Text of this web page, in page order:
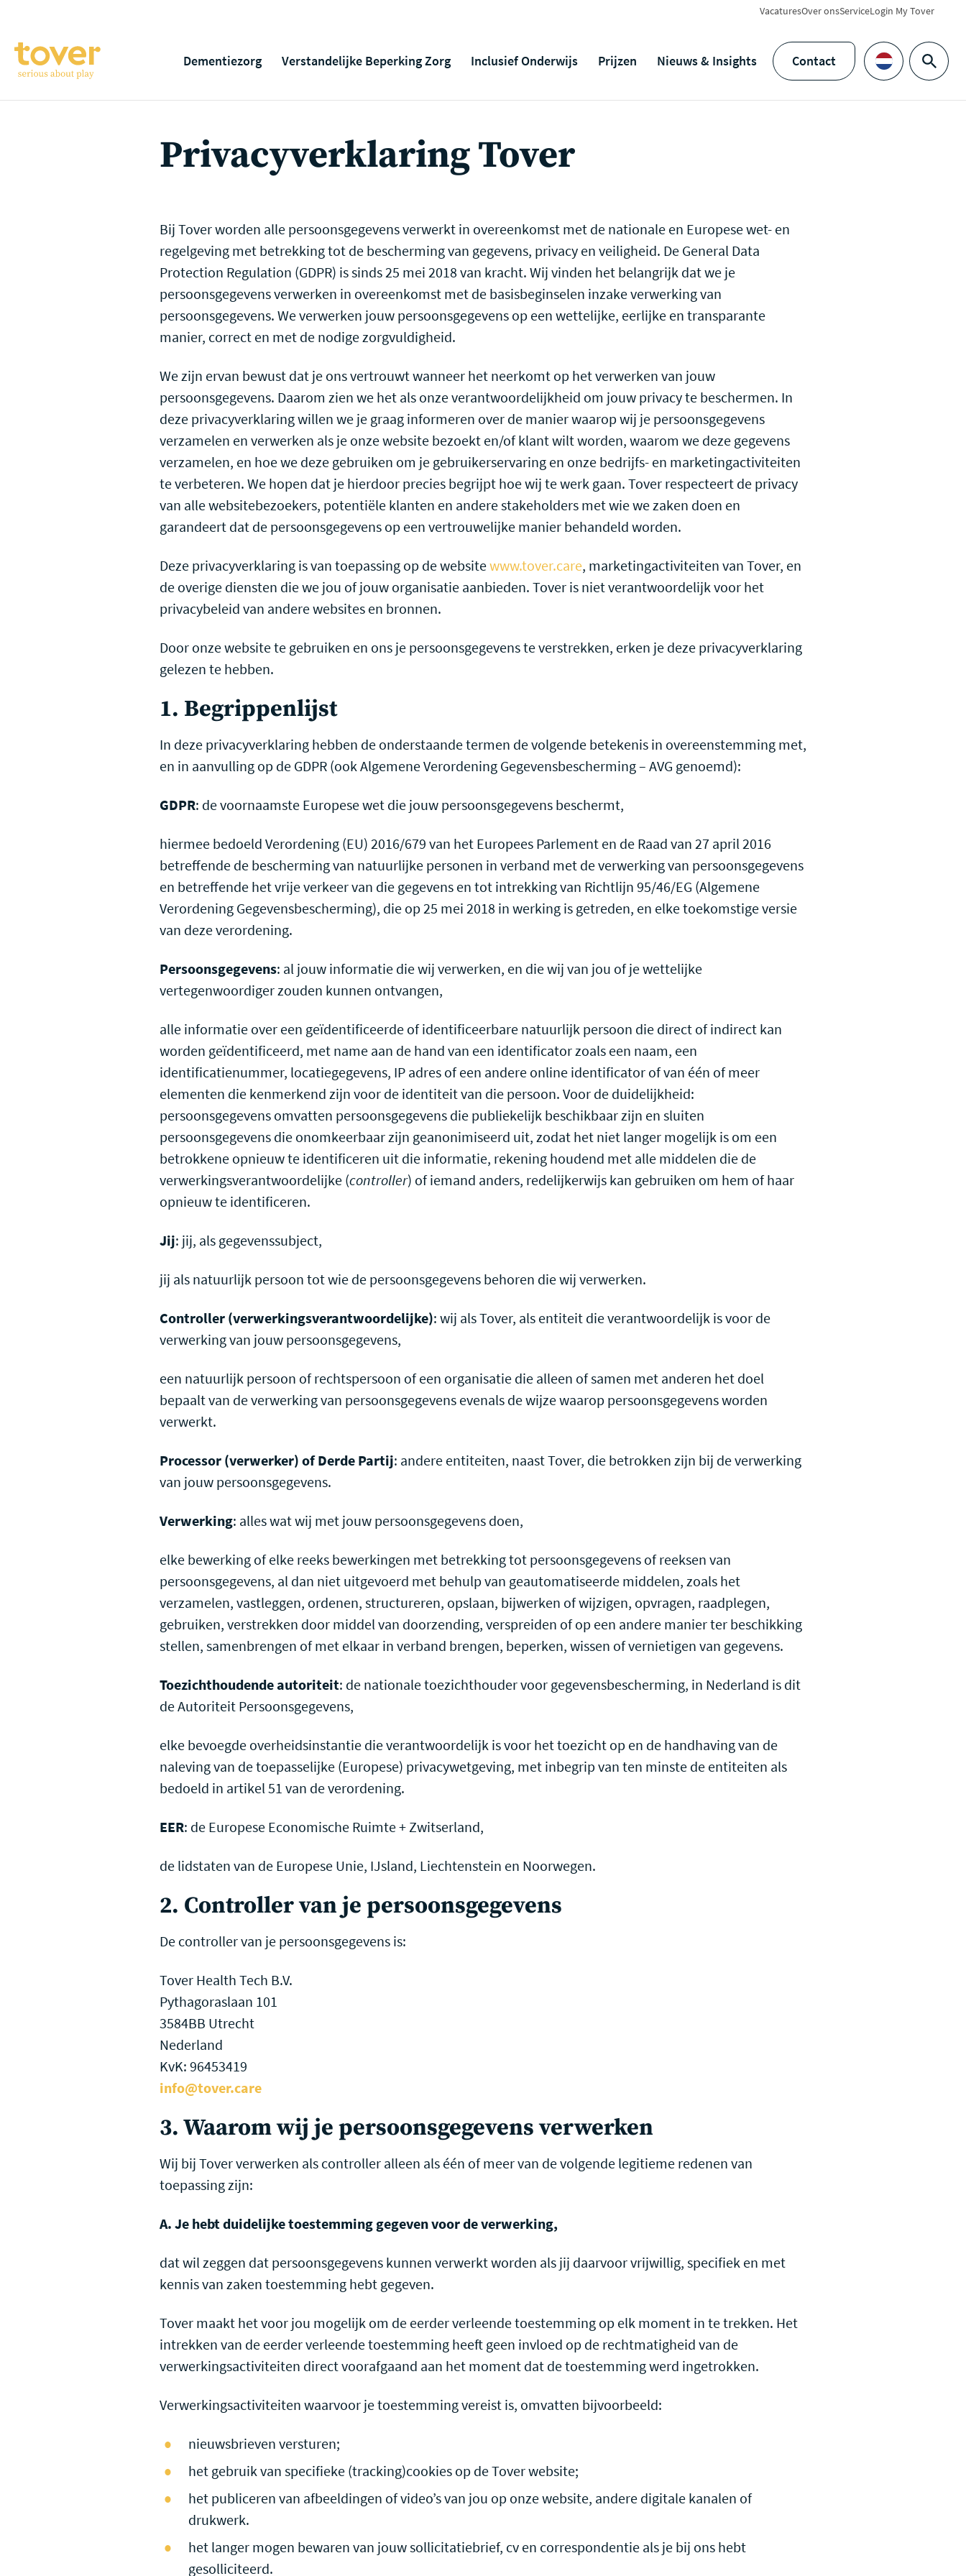
VacaturesOver onsServiceLogin My Tover
Dementiezorg Verstandelijke Beperking Zorg Inclusief Onderwijs Prijzen Nieuws & Insights
Contact
Languages
Zoeken
Privacyverklaring Tover
Bij Tover worden alle persoonsgegevens verwerkt in overeenkomst met de nationale en Europese wet- en
regelgeving met betrekking tot de bescherming van gegevens, privacy en veiligheid. De General Data
Protection Regulation (GDPR) is sinds 25 mei 2018 van kracht. Wij vinden het belangrijk dat we je
persoonsgegevens verwerken in overeenkomst met de basisbeginselen inzake verwerking van
persoonsgegevens. We verwerken jouw persoonsgegevens op een wettelijke, eerlijke en transparante
manier, correct en met de nodige zorgvuldigheid.
We zijn ervan bewust dat je ons vertrouwt wanneer het neerkomt op het verwerken van jouw
persoonsgegevens. Daarom zien we het als onze verantwoordelijkheid om jouw privacy te beschermen. In
deze privacyverklaring willen we je graag informeren over de manier waarop wij je persoonsgegevens
verzamelen en verwerken als je onze website bezoekt en/of klant wilt worden, waarom we deze gegevens
verzamelen, en hoe we deze gebruiken om je gebruikerservaring en onze bedrijfs- en marketingactiviteiten
te verbeteren. We hopen dat je hierdoor precies begrijpt hoe wij te werk gaan. Tover respecteert de privacy
van alle websitebezoekers, potentiële klanten en andere stakeholders met wie we zaken doen en
garandeert dat de persoonsgegevens op een vertrouwelijke manier behandeld worden.
Deze privacyverklaring is van toepassing op de websitewww.tover.care, marketingactiviteiten van Tover, en
de overige diensten die we jou of jouw organisatie aanbieden. Tover is niet verantwoordelijk voor het
privacybeleid van andere websites en bronnen.
Door onze website te gebruiken en ons je persoonsgegevens te verstrekken, erken je deze privacyverklaring
gelezen te hebben.
1. Begrippenlijst
In deze privacyverklaring hebben de onderstaande termen de volgende betekenis in overeenstemming met,
en in aanvulling op de GDPR (ook Algemene Verordening Gegevensbescherming – AVG genoemd):
GDPR: de voornaamste Europese wet die jouw persoonsgegevens beschermt,
hiermee bedoeld Verordening (EU) 2016/679 van het Europees Parlement en de Raad van 27 april 2016
betreffende de bescherming van natuurlijke personen in verband met de verwerking van persoonsgegevens
en betreffende het vrije verkeer van die gegevens en tot intrekking van Richtlijn 95/46/EG (Algemene
Verordening Gegevensbescherming), die op 25 mei 2018 in werking is getreden, en elke toekomstige versie
van deze verordening.
Persoonsgegevens: al jouw informatie die wij verwerken, en die wij van jou of je wettelijke
vertegenwoordiger zouden kunnen ontvangen,
alle informatie over een geïdentificeerde of identificeerbare natuurlijk persoon die direct of indirect kan
worden geïdentificeerd, met name aan de hand van een identificator zoals een naam, een
identificatienummer, locatiegegevens, IP adres of een andere online identificator of van één of meer
elementen die kenmerkend zijn voor de identiteit van die persoon. Voor de duidelijkheid:
persoonsgegevens omvatten persoonsgegevens die publiekelijk beschikbaar zijn en sluiten
persoonsgegevens die onomkeerbaar zijn geanonimiseerd uit, zodat het niet langer mogelijk is om een
betrokkene opnieuw te identificeren uit die informatie, rekening houdend met alle middelen die de
verwerkingsverantwoordelijke (controller) of iemand anders, redelijkerwijs kan gebruiken om hem of haar
opnieuw te identificeren.
Jij: jij, als gegevenssubject,
jij als natuurlijk persoon tot wie de persoonsgegevens behoren die wij verwerken.
Controller (verwerkingsverantwoordelijke): wij als Tover, als entiteit die verantwoordelijk is voor de
verwerking van jouw persoonsgegevens,
een natuurlijk persoon of rechtspersoon of een organisatie die alleen of samen met anderen het doel
bepaalt van de verwerking van persoonsgegevens evenals de wijze waarop persoonsgegevens worden
verwerkt.
Processor (verwerker) of Derde Partij: andere entiteiten, naast Tover, die betrokken zijn bij de verwerking
van jouw persoonsgegevens.
Verwerking: alles wat wij met jouw persoonsgegevens doen,
elke bewerking of elke reeks bewerkingen met betrekking tot persoonsgegevens of reeksen van
persoonsgegevens, al dan niet uitgevoerd met behulp van geautomatiseerde middelen, zoals het
verzamelen, vastleggen, ordenen, structureren, opslaan, bijwerken of wijzigen, opvragen, raadplegen,
gebruiken, verstrekken door middel van doorzending, verspreiden of op een andere manier ter beschikking
stellen, samenbrengen of met elkaar in verband brengen, beperken, wissen of vernietigen van gegevens.
Toezichthoudende autoriteit: de nationale toezichthouder voor gegevensbescherming, in Nederland is dit
de Autoriteit Persoonsgegevens,
elke bevoegde overheidsinstantie die verantwoordelijk is voor het toezicht op en de handhaving van de
naleving van de toepasselijke (Europese) privacywetgeving, met inbegrip van ten minste de entiteiten als
bedoeld in artikel 51 van de verordening.
EER: de Europese Economische Ruimte + Zwitserland,
de lidstaten van de Europese Unie, IJsland, Liechtenstein en Noorwegen.
2. Controller van je persoonsgegevens
De controller van je persoonsgegevens is:
Tover Health Tech B.V.
Pythagoraslaan 101
3584BB Utrecht
Nederland
KvK: 96453419
info@tover.care
3. Waarom wij je persoonsgegevens verwerken
Wij bij Tover verwerken als controller alleen als één of meer van de volgende legitieme redenen van
toepassing zijn:
A. Je hebt duidelijke toestemming gegeven voor de verwerking,
dat wil zeggen dat persoonsgegevens kunnen verwerkt worden als jij daarvoor vrijwillig, specifiek en met
kennis van zaken toestemming hebt gegeven.
Tover maakt het voor jou mogelijk om de eerder verleende toestemming op elk moment in te trekken. Het
intrekken van de eerder verleende toestemming heeft geen invloed op de rechtmatigheid van de
verwerkingsactiviteiten direct voorafgaand aan het moment dat de toestemming werd ingetrokken.
Verwerkingsactiviteiten waarvoor je toestemming vereist is, omvatten bijvoorbeeld:
nieuwsbrieven versturen;
het gebruik van specifieke (tracking)cookies op de Tover website;
het publiceren van afbeeldingen of video’s van jou op onze website, andere digitale kanalen of
drukwerk.
het langer mogen bewaren van jouw sollicitatiebrief, cv en correspondentie als je bij ons hebt
gesolliciteerd.